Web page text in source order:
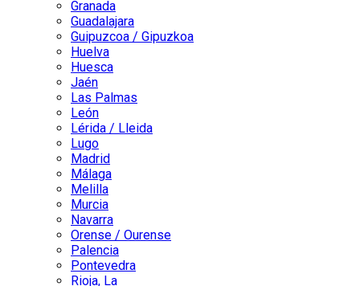
Granada
Guadalajara
Guipuzcoa / Gipuzkoa
Huelva
Huesca
Jaén
Las Palmas
León
Lérida / Lleida
Lugo
Madrid
Málaga
Melilla
Murcia
Navarra
Orense / Ourense
Palencia
Pontevedra
Rioja, La